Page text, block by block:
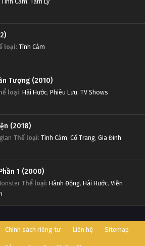
loại: Tình Cảm
Tượng (2010)
loại: Hài Hước, Phiêu Lưu, TV Shows
(2018)
Thể loại: Tình Cảm, Cổ Trang, Gia Đình
Vua Trò Chơi Phần 1 (2000)
Thể loại: Hành Động, Hài Hước, Viễn
Chính sách riêng tư Liên hệ Sitemap